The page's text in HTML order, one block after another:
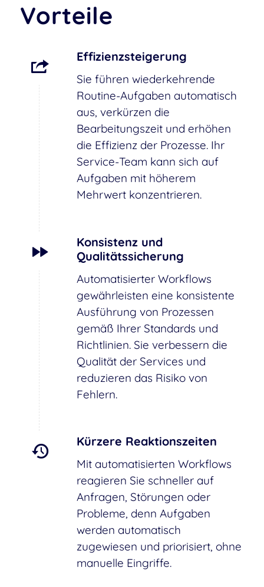
Vorteile
Effizienzsteigerung
Sie führen wiederkehrende
Routine-Aufgaben automatisch
aus, verkürzen die
Bearbeitungszeit und erhöhen
die Effizienz der Prozesse. Ihr
Service-Team kann sich auf
Aufgaben mit höherem
Mehrwert konzentrieren.
Konsistenz und
Qualitätssicherung
Automatisierter Workflows
gewährleisten eine konsistente
Ausführung von Prozessen
gemäß Ihrer Standards und
Richtlinien. Sie verbessern die
Qualität der Services und
reduzieren das Risiko von
Fehlern.
Kürzere Reaktionszeiten
Mit automatisierten Workflows
reagieren Sie schneller auf
Anfragen, Störungen oder
Probleme, denn Aufgaben
werden automatisch
zugewiesen und priorisiert, ohne
manuelle Eingriffe.